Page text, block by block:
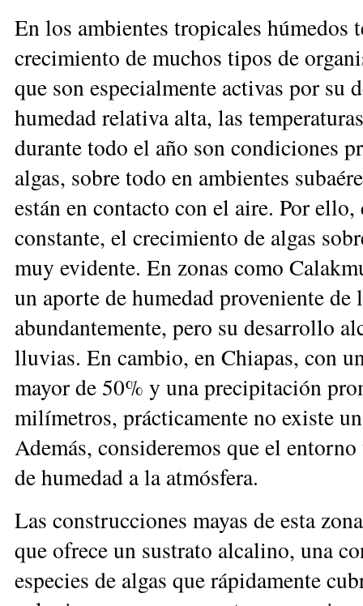
En los ambientes tropicales húmedos
crecimiento de muchos tipos de orga
que son especialmente activas por su
humedad relativa alta, las
durante todo el año son condiciones
algas, sobre todo en ambientes
están en contacto con el aire. Por
constante, el crecimiento de algas
muy evidente. En zonas como
un aporte de humedad proveniente de
abundantemente, pero su desarrollo
lluvias. En cambio, en Chiapas, con
mayor de 50% y una precipitación
milímetros, prácticamente no existe
Además, consideremos que el
de humedad a la atmósfera.
Las construcciones mayas de esta
que ofrece un sustrato alcalino, una
especies de algas que rápidamente